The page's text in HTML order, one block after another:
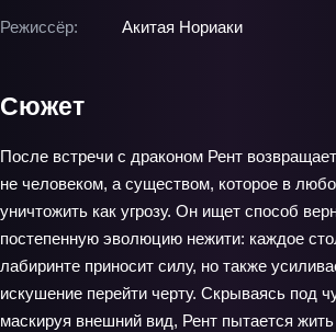
Режиссёр:
Акитая Нориаки
Сюжет
После встречи с драконом Рент
не человеком, а существом, которое в
уничтожить как угрозу. Он ищет способ
постепенную эволюцию нежити: каждое
лабиринте приносит силу, но также
искушение перейти черту. Скрываясь под
маскируя внешний вид, Рент пытается